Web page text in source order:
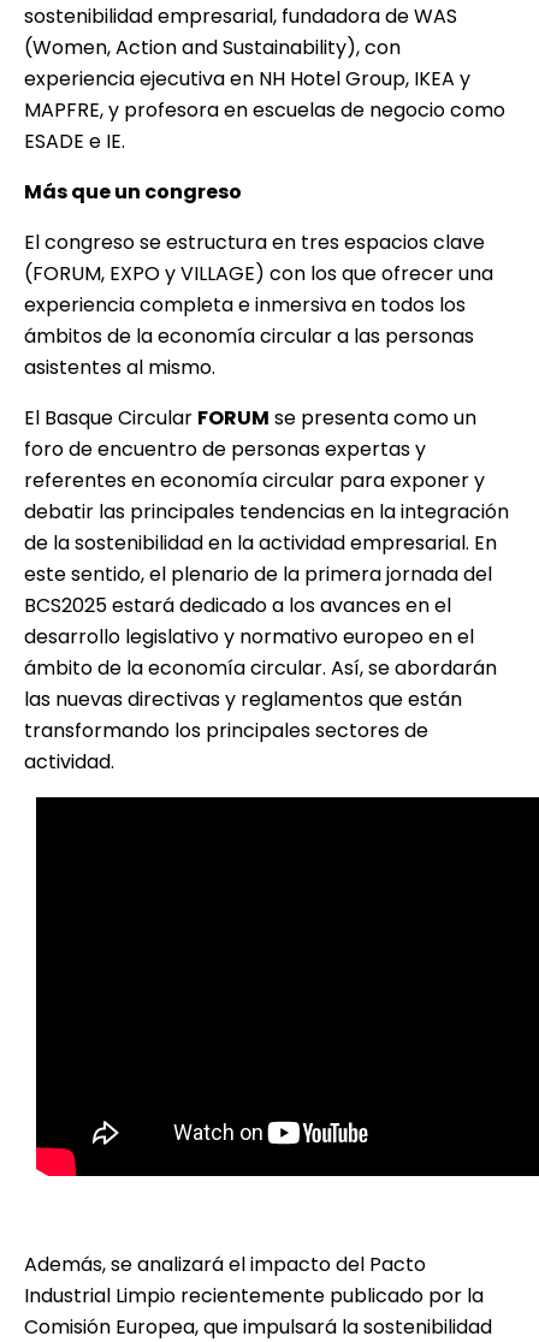
sostenibilidad empresarial, fundadora de WAS
(Women, Action and Sustainability), con
experiencia ejecutiva en NH Hotel Group, IKEA y
MAPFRE, y profesora en escuelas de negocio como
ESADE e IE.
Más que un congreso
El congreso se estructura en tres espacios clave
(FORUM, EXPO y VILLAGE) con los que ofrecer una
experiencia completa e inmersiva en todos los
ámbitos de la economía circular a las personas
asistentes al mismo.
El Basque Circular FORUM se presenta como un
foro de encuentro de personas expertas y
referentes en economía circular para exponer y
debatir las principales tendencias en la integración
de la sostenibilidad en la actividad empresarial. En
este sentido, el plenario de la primera jornada del
BCS2025 estará dedicado a los avances en el
desarrollo legislativo y normativo europeo en el
ámbito de la economía circular. Así, se abordarán
las nuevas directivas y reglamentos que están
transformando los principales sectores de
actividad.
Además, se analizará el impacto del Pacto
Industrial Limpio recientemente publicado por la
Comisión Europea, que impulsará la sostenibilidad